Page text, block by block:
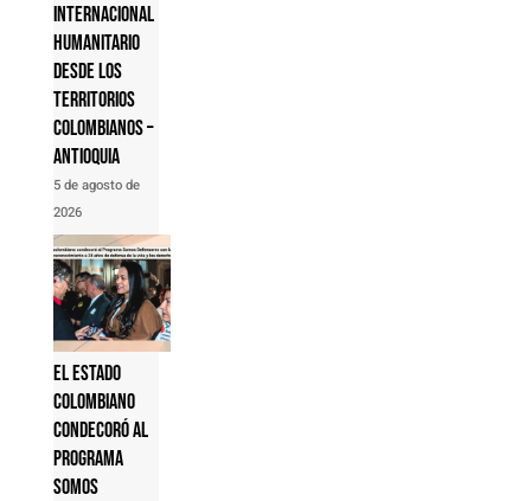
internacional
humanitario
desde los
territorios
colombianos –
Antioquia
5 de agosto de
2026
El Estado
colombiano
condecoró al
Programa
Somos